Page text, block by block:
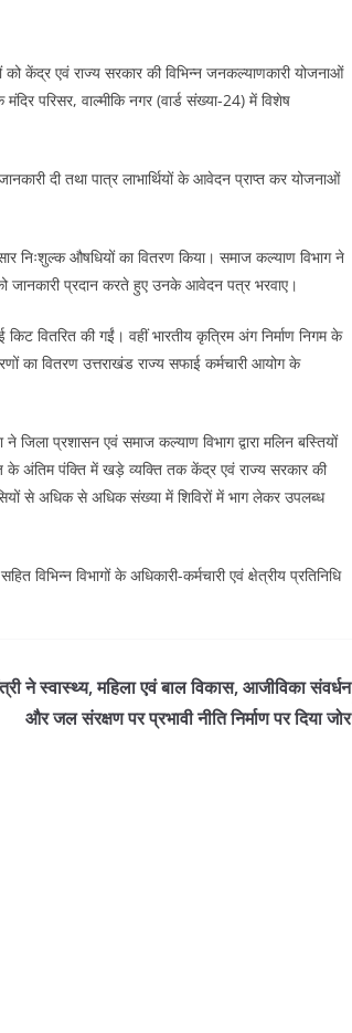
केंद्र एवं राज्य सरकार की विभिन्न जनकल्याणकारी योजनाओं
परिसर, वाल्मीकि नगर (वार्ड संख्या-24) में विशेष
दी तथा पात्र लाभार्थियों के आवेदन प्राप्त कर योजनाओं
निःशुल्क औषधियों का वितरण किया। समाज कल्याण विभाग ने
जानकारी प्रदान करते हुए उनके आवेदन पत्र भरवाए।
किट वितरित की गईं। वहीं भारतीय कृत्रिम अंग निर्माण निगम के
का वितरण उत्तराखंड राज्य सफाई कर्मचारी आयोग के
प्रशासन एवं समाज कल्याण विभाग द्वारा मलिन बस्तियों
के अंतिम पंक्ति में खड़े व्यक्ति तक केंद्र एवं राज्य सरकार की
से अधिक से अधिक संख्या में शिविरों में भाग लेकर उपलब्ध
विभिन्न विभागों के अधिकारी-कर्मचारी एवं क्षेत्रीय प्रतिनिधि
ने स्वास्थ्य, महिला एवं बाल विकास, आजीविका संवर्धन
और जल संरक्षण पर प्रभावी नीति निर्माण पर दिया जोर